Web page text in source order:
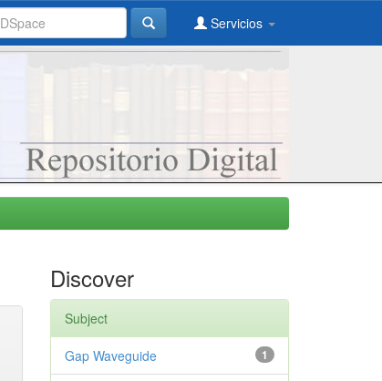
Servicios
Discover
Subject
1
Gap Waveguide